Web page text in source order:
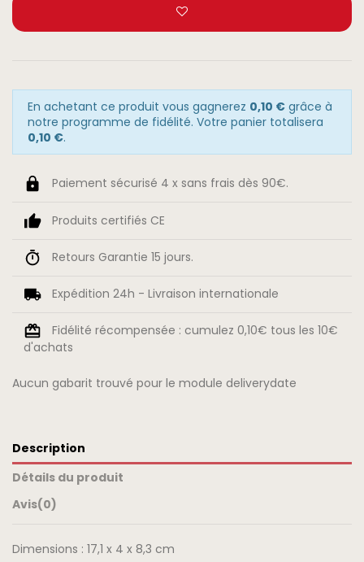
En achetant ce produit vous gagnerez 0,10 €grâce à
notre programme de fidélité. Votre panier totalisera
0,10 €.
Paiement sécurisé 4 x sans frais dès 90€.
Produits certifiés CE
Retours Garantie 15 jours.
Expédition 24h - Livraison internationale
Fidélité récompensée : cumulez 0,10€ tous les 10€
d'achats
Aucun gabarit trouvé pour le module deliverydate
Description
Détails du produit
Avis(0)
Dimensions : 17,1 x 4 x 8,3 cm